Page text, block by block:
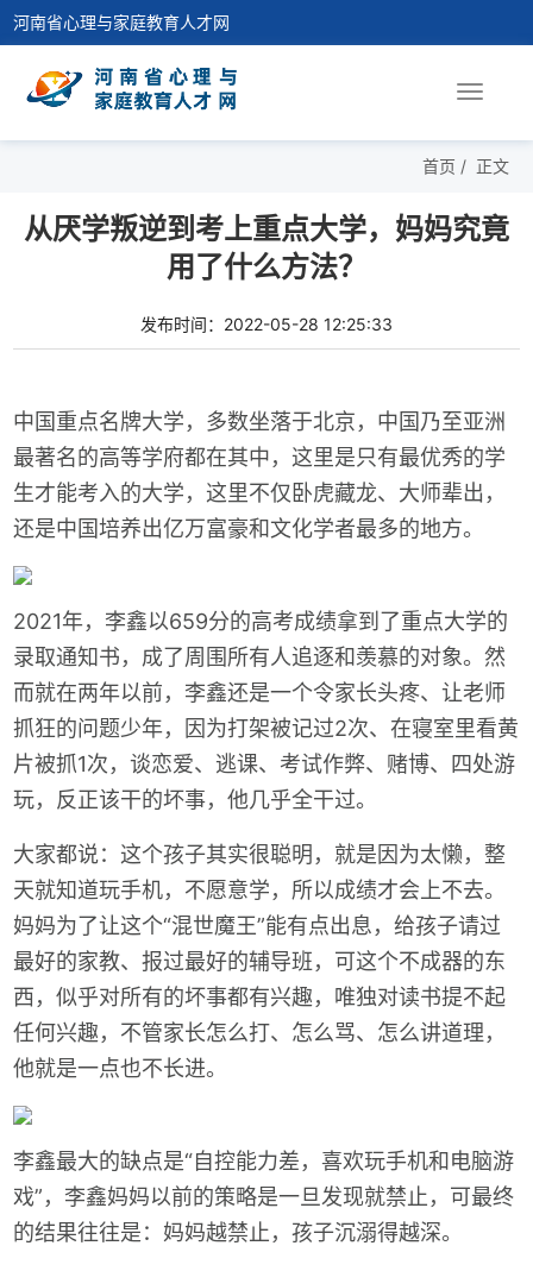
河南省心理与家庭教育人才网
Toggle
首页 / 正文
从厌学叛逆到考上重点大学，妈妈究竟
用了什么方法？
发布时间：2022-05-28 12:25:33
中国重点名牌大学，多数坐落于北京，中国乃至亚洲
最著名的高等学府都在其中，这里是只有最优秀的学
生才能考入的大学，这里不仅卧虎藏龙、大师辈出，
还是中国培养出亿万富豪和文化学者最多的地方。
2021年，李鑫以659分的高考成绩拿到了重点大学的
录取通知书，成了周围所有人追逐和羡慕的对象。然
而就在两年以前，李鑫还是一个令家长头疼、让老师
抓狂的问题少年，因为打架被记过2次、在寝室里看黄
片被抓1次，谈恋爱、逃课、考试作弊、赌博、四处游
玩，反正该干的坏事，他几乎全干过。
大家都说：这个孩子其实很聪明，就是因为太懒，整
天就知道玩手机，不愿意学，所以成绩才会上不去。
妈妈为了让这个“混世魔王”能有点出息，给孩子请过
最好的家教、报过最好的辅导班，可这个不成器的东
西，似乎对所有的坏事都有兴趣，唯独对读书提不起
任何兴趣，不管家长怎么打、怎么骂、怎么讲道理，
他就是一点也不长进。
李鑫最大的缺点是“自控能力差，喜欢玩手机和电脑游
戏”，李鑫妈妈以前的策略是一旦发现就禁止，可最终
的结果往往是：妈妈越禁止，孩子沉溺得越深。